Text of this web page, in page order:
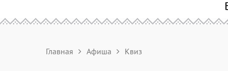
Главная Афиша Квиз